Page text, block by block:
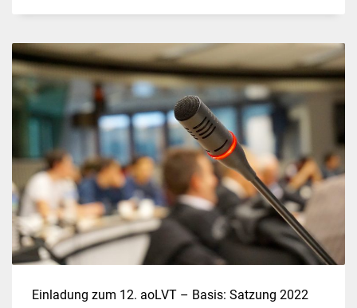
Einladung zum 12. aoLVT – Basis: Satzung 2022